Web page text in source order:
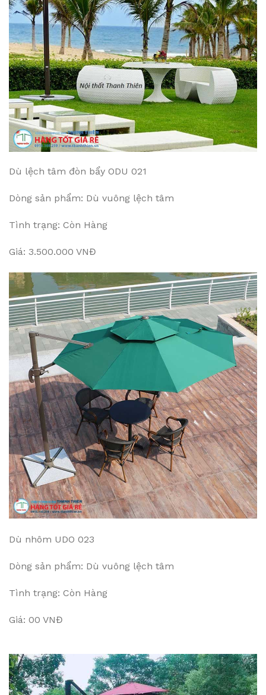
Dù lệch tâm đòn bẩy ODU 021
Dòng sản phẩm: Dù vuông lệch tâm
Tình trạng: Còn Hàng
Giá: 3.500.000 VNĐ
Dù nhôm UDO 023
Dòng sản phẩm: Dù vuông lệch tâm
Tình trạng: Còn Hàng
Giá: 00 VNĐ